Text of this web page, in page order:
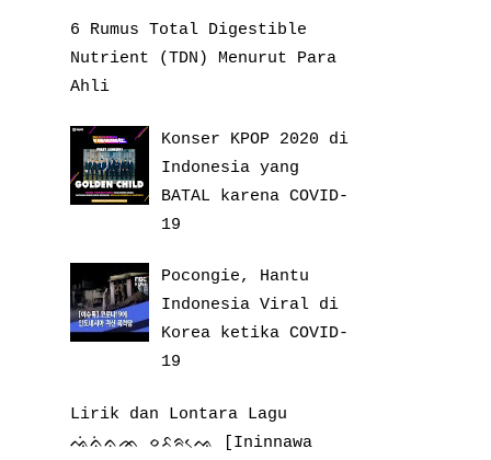
6 Rumus Total Digestible
Nutrient (TDN) Menurut Para
Ahli
Konser KPOP 2020 di
Indonesia yang
BATAL karena COVID-
19
Pocongie, Hantu
Indonesia Viral di
Korea ketika COVID-
19
Lirik dan Lontara Lagu
ᨕᨗᨊᨗᨊᨏ ᨔᨅᨑᨕᨙ [Ininnawa